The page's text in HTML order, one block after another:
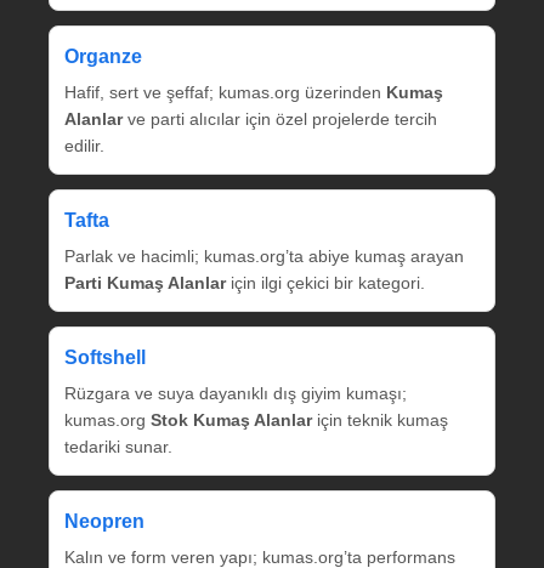
Organze
Hafif, sert ve şeffaf; kumas.org üzerinden Kumaş
Alanlarve parti alıcılar için özel projelerde tercih
edilir.
Tafta
Parlak ve hacimli; kumas.org’ta abiye kumaş arayan
Parti Kumaş Alanlariçin ilgi çekici bir kategori.
Softshell
Rüzgara ve suya dayanıklı dış giyim kumaşı;
kumas.org Stok Kumaş Alanlariçin teknik kumaş
tedariki sunar.
Neopren
Kalın ve form veren yapı; kumas.org’ta performans